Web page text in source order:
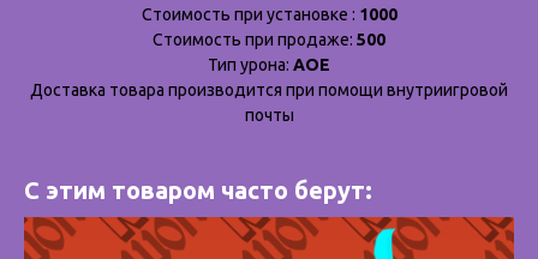
Стоимость при установке : 1000
Стоимость при продаже: 500
Тип урона: AOE
Доставка товара производится при помощи внутриигровой
почты
С этим товаром часто берут: